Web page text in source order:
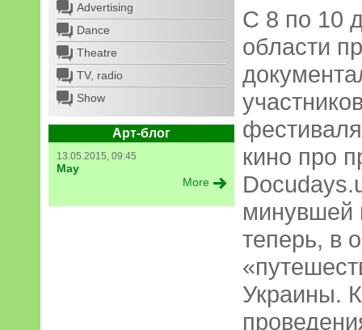
Advertising
Dance
Theatre
TV, radio
Show
Арт-блог
13.05.2015, 09:45
May
More
С 8 по 10
области
кино про
минувшей
теперь, в
Украины.